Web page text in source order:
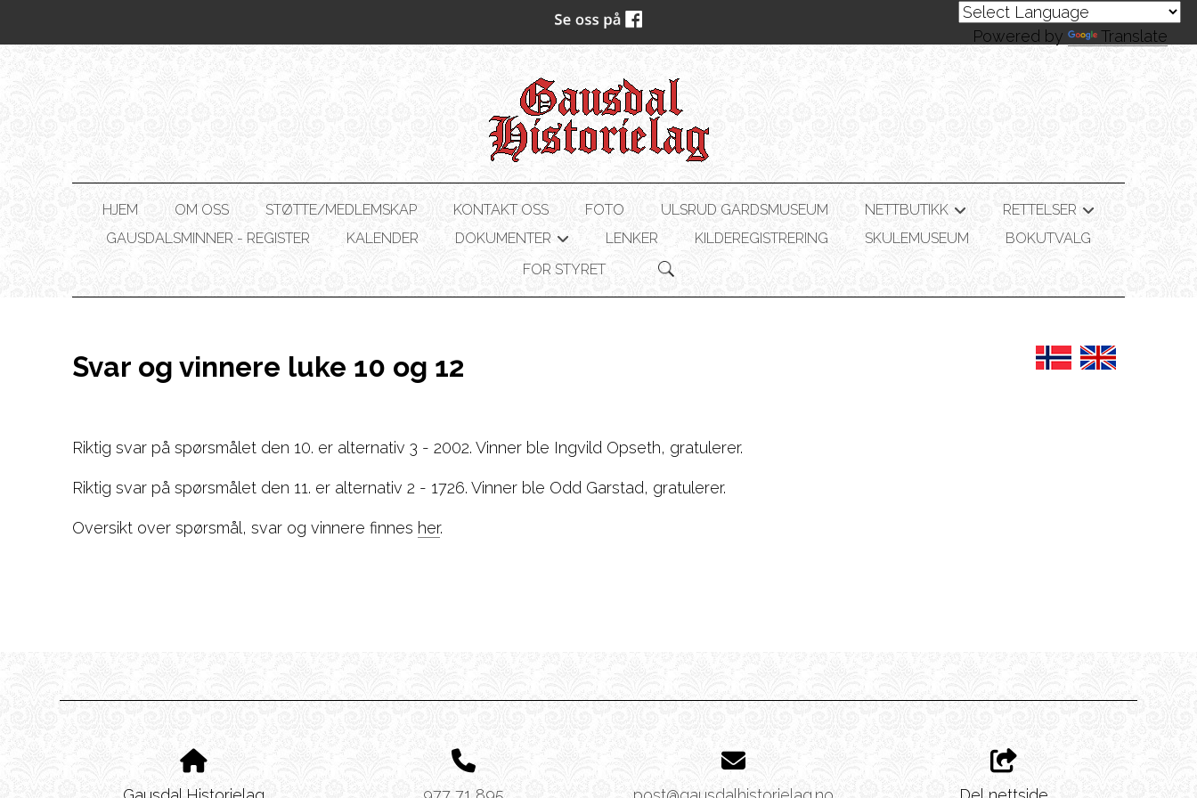
HJEM OM OSS STØTTE/MEDLEMSKAP KONTAKT OSS FOTO ULSRUD GARDSMUSEUM NETTBUTIKK
RETTELSER
GAUSDALSMINNER - REGISTER
KALENDER DOKUMENTER LENKER KILDEREGISTRERING SKULEMUSEUM
BOKUTVALG
FOR STYRET
Svar og vinnere luke 10 og 12
Riktig svar på spørsmålet den 10. er alternativ 3 - 2002. Vinner ble Ingvild Opseth, gratulerer.
Riktig svar på spørsmålet den 11. er alternativ 2 - 1726. Vinner ble Odd Garstad, gratulerer.
Oversikt over spørsmål, svar og vinnere finnes her.
Powered by Translate